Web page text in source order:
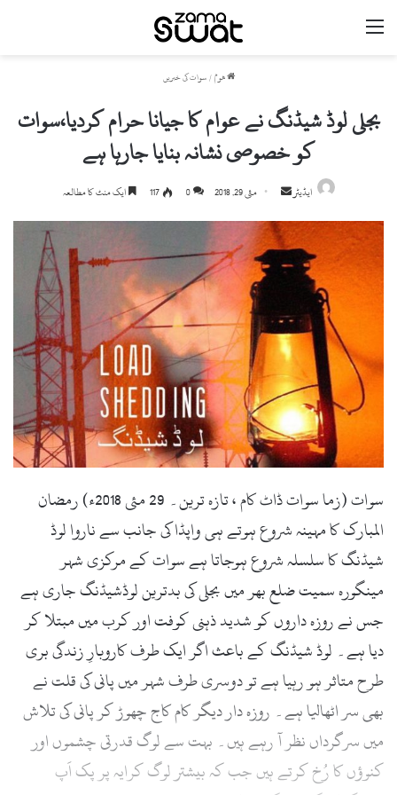
ھوم / سوات کی خبریں
بجلی لوڈ شیڈنگ نے عوام کا جیانا حرام کردیا،سوات
کو خصوصی نشانہ بنایا جارہا ہے
ایڈیٹر
n
d
e
m
i
l
مئی 29, 2018 0
117 ایک منٹ کا مطالعہ
سوات (زما سوات ڈاٹ کام ، تازہ ترین۔ 29 مئی 2018ء) رمضان
المبارک کا مہینہ شروع ہوتے ہی واپڈا کی جانب سے ناروا لوڈ
شیڈنگ کا سلسلہ شروع ہوجاتا ہے سوات کے مرکزی شہر
مینگورہ سمیت ضلع بھر میں بجلی کی بدترین لوڈشیڈنگ جاری ہے
جس نے روزہ داروں کو شدید ذہنی کوفت اور کرب میں مبتلا کر
دیا ہے۔ لوڈ شیڈنگ کے باعث اگر ایک طرف کاروبارِ زندگی بری
طرح متاثر ہو رہیا ہے تو دوسری طرف شہر میں پانی کی قلت نے
بھی سر اٹھالیا ہے۔ روزہ دار دیگر کام کاج چھوڑ کر پانی کی تلاش
میں سرگرداں نظر آ رہے ہیں۔ بہت سے لوگ قدرتی چشموں اور
کنوؤں کا رُخ کرتے ہیں جب کہ بیشتر لوگ کرایہ پر پک اَپ